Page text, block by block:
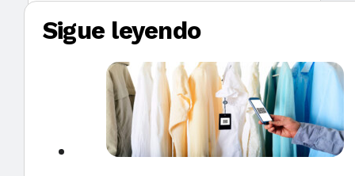
Sigue leyendo